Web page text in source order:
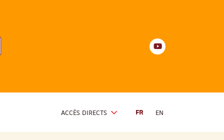
Youtube
ACCÈS DIRECTS FR EN